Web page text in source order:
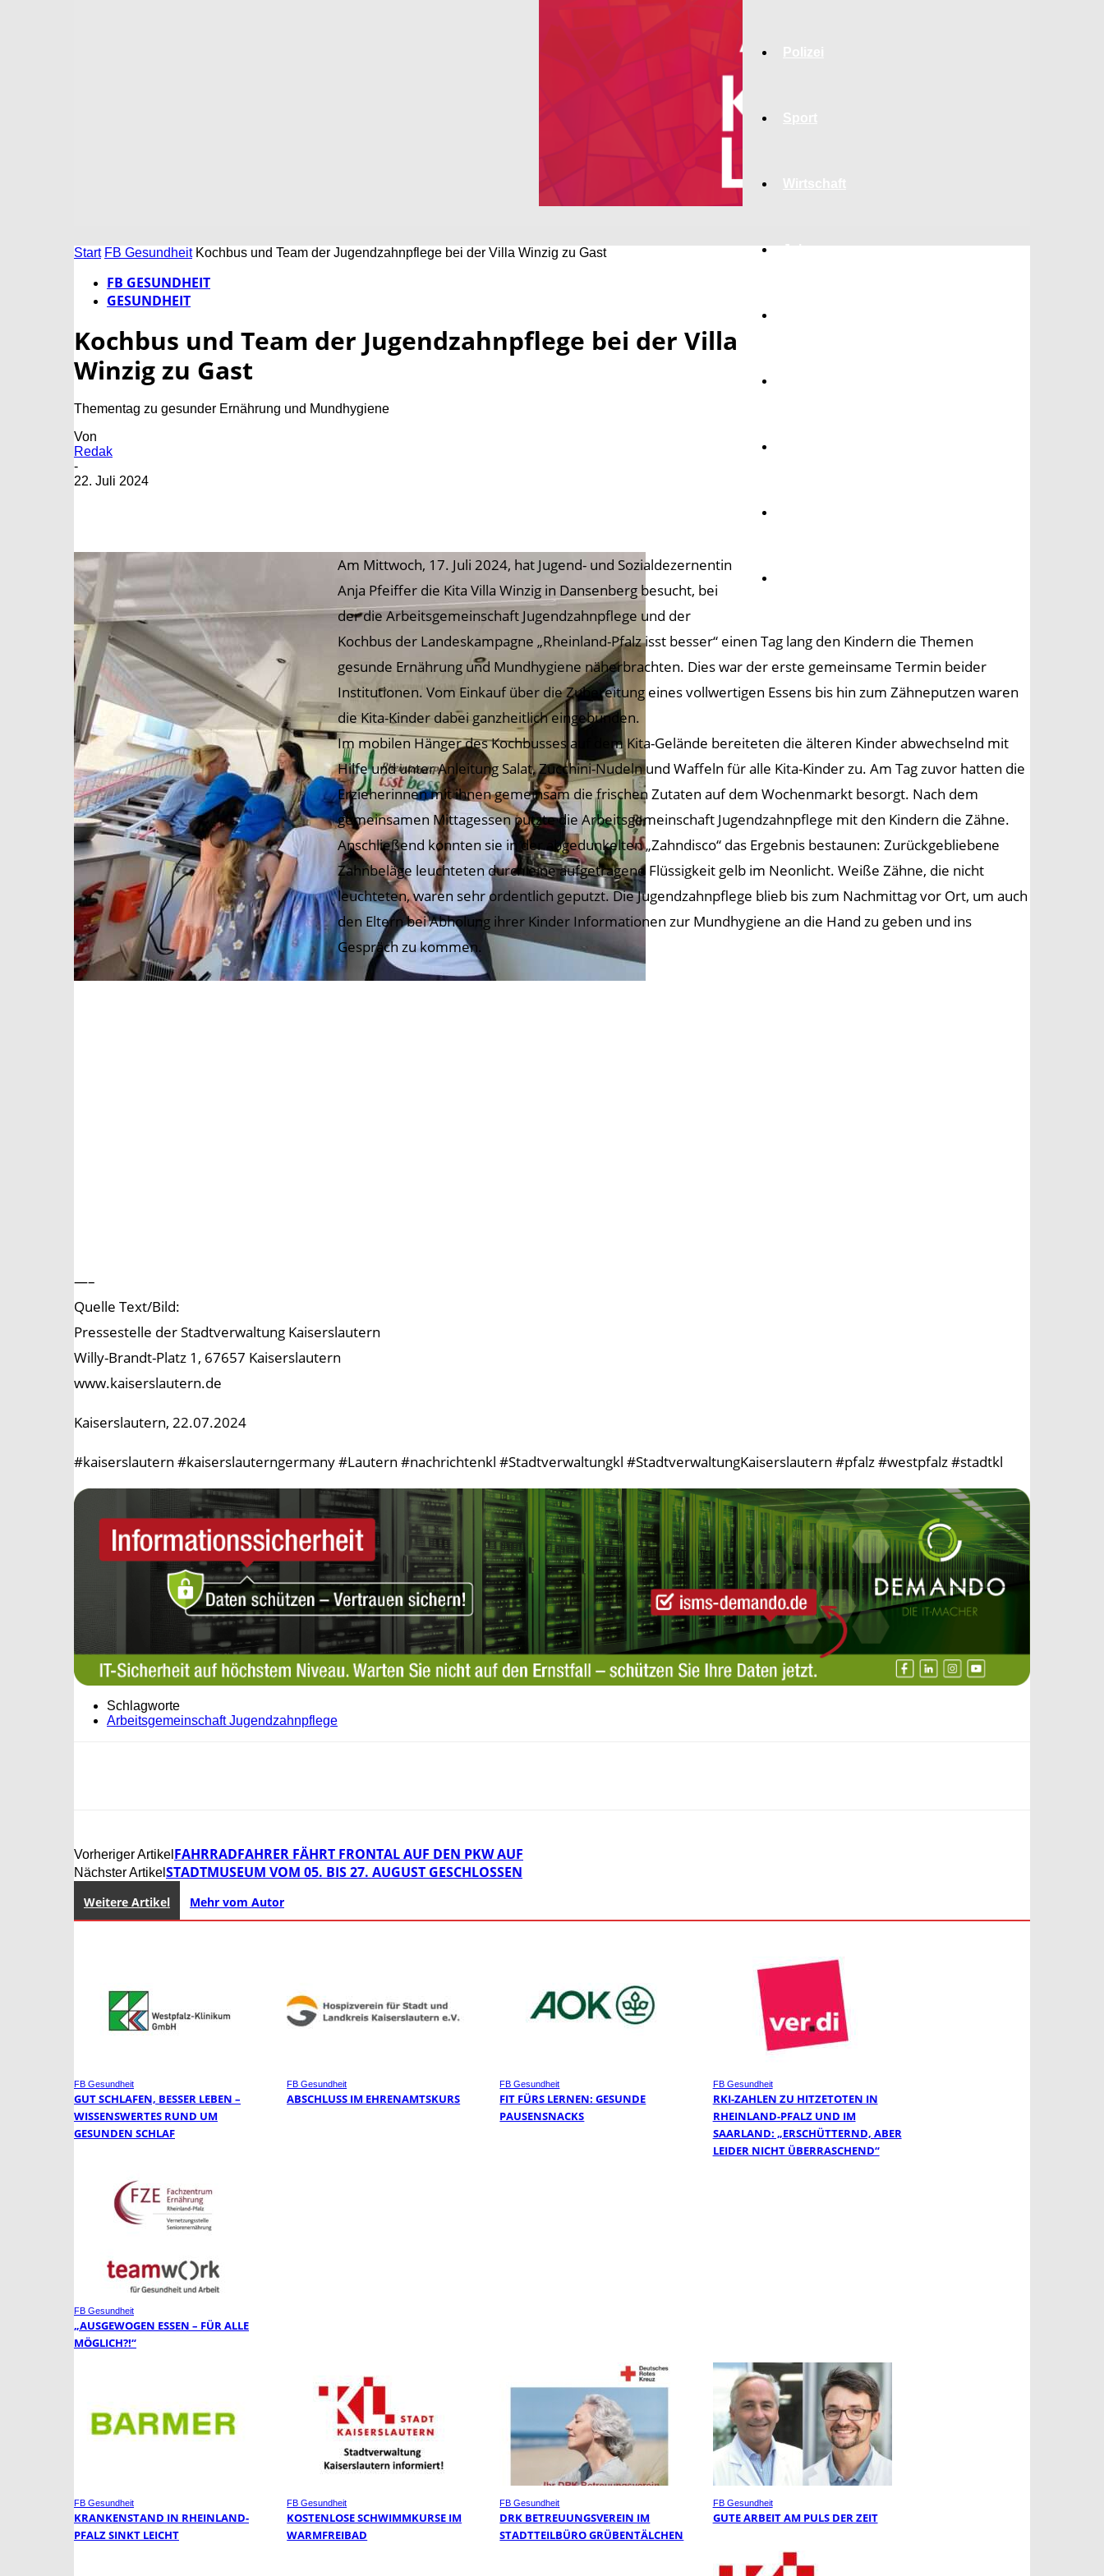
Jobs
Start FB Gesundheit Kochbus und Team der Jugendzahnpflege bei der Villa Winzig zu Gast
FB GESUNDHEIT
GESUNDHEIT
Kochbus und Team der Jugendzahnpflege bei der Villa
Winzig zu Gast
Thementag zu gesunder Ernährung und Mundhygiene
Von
Redak
-
22. Juli 2024
Am Mittwoch, 17. Juli 2024, hat Jugend- und Sozialdezernentin
Anja Pfeiffer die Kita Villa Winzig in Dansenberg besucht, bei
der die Arbeitsgemeinschaft Jugendzahnpflege und der
Kochbus der Landeskampagne „Rheinland-Pfalz isst besser“ einen Tag lang den Kindern die Themen
gesunde Ernährung und Mundhygiene näherbrachten. Dies war der erste gemeinsame Termin beider
Institutionen. Vom Einkauf über die Zubereitung eines vollwertigen Essens bis hin zum Zähneputzen waren
die Kita-Kinder dabei ganzheitlich eingebunden.
Im mobilen Hänger des Kochbusses auf dem Kita-Gelände bereiteten die älteren Kinder abwechselnd mit
Hilfe und unter Anleitung Salat, Zucchini-Nudeln und Waffeln für alle Kita-Kinder zu. Am Tag zuvor hatten die
Erzieherinnen mit ihnen gemeinsam die frischen Zutaten auf dem Wochenmarkt besorgt. Nach dem
gemeinsamen Mittagessen putzte die Arbeitsgemeinschaft Jugendzahnpflege mit den Kindern die Zähne.
Anschließend konnten sie in der abgedunkelten „Zahndisco“ das Ergebnis bestaunen: Zurückgebliebene
Zahnbeläge leuchteten durch eine aufgetragene Flüssigkeit gelb im Neonlicht. Weiße Zähne, die nicht
leuchteten, waren sehr ordentlich geputzt. Die Jugendzahnpflege blieb bis zum Nachmittag vor Ort, um auch
den Eltern bei Abholung ihrer Kinder Informationen zur Mundhygiene an die Hand zu geben und ins
Gespräch zu kommen.
—–
Quelle Text/Bild:
Pressestelle der Stadtverwaltung Kaiserslautern
Willy-Brandt-Platz 1, 67657 Kaiserslautern
www.kaiserslautern.de
Kaiserslautern, 22.07.2024
#kaiserslautern #kaiserslauterngermany #Lautern #nachrichtenkl #Stadtverwaltungkl #StadtverwaltungKaiserslautern #pfalz #westpfalz #stadtkl
Schlagworte
Arbeitsgemeinschaft Jugendzahnpflege
Vorheriger Artikel FAHRRADFAHRER FÄHRT FRONTAL AUF DEN PKW AUF
Nächster Artikel STADTMUSEUM VOM 05. BIS 27. AUGUST GESCHLOSSEN
Weitere Artikel Mehr vom Autor
FB Gesundheit
GUT SCHLAFEN, BESSER LEBEN –
WISSENSWERTES RUND UM
GESUNDEN SCHLAF
FB Gesundheit
ABSCHLUSS IM EHRENAMTSKURS
FB Gesundheit
FIT FÜRS LERNEN: GESUNDE
PAUSENSNACKS
FB Gesundheit
RKI-ZAHLEN ZU HITZETOTEN IN
RHEINLAND-PFALZ UND IM
SAARLAND: „ERSCHÜTTERND, ABER
LEIDER NICHT ÜBERRASCHEND“
FB Gesundheit
„AUSGEWOGEN ESSEN – FÜR ALLE
MÖGLICH?!“
FB Gesundheit
KRANKENSTAND IN RHEINLAND-
PFALZ SINKT LEICHT
FB Gesundheit
KOSTENLOSE SCHWIMMKURSE IM
WARMFREIBAD
FB Gesundheit
DRK BETREUUNGSVEREIN IM
STADTTEILBÜRO GRÜBENTÄLCHEN
FB Gesundheit
GUTE ARBEIT AM PULS DER ZEIT